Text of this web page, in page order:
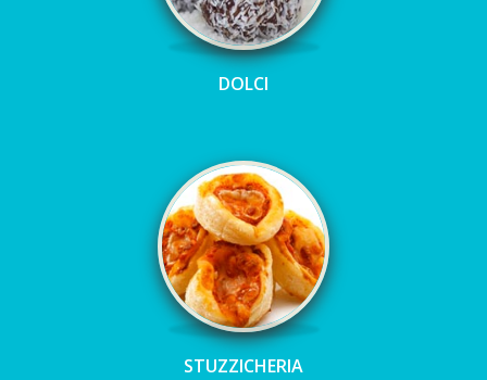
DOLCI
STUZZICHERIA